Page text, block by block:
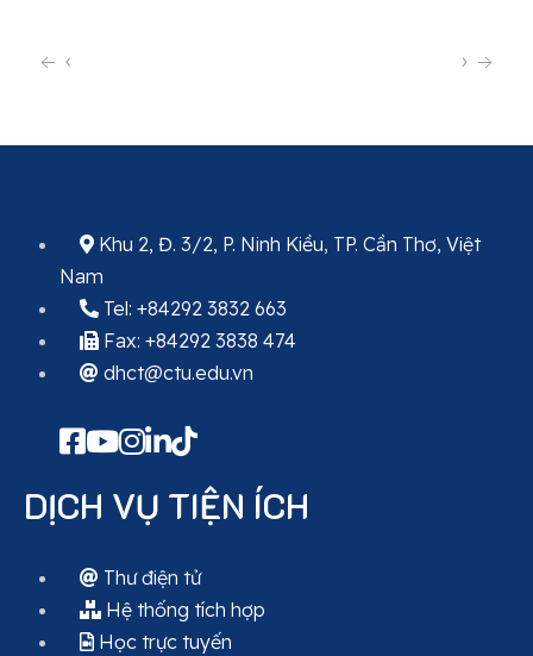
‹ ›
Khu 2, Đ. 3/2, P. Ninh Kiều, TP. Cần Thơ, Việt
Nam
Tel: +84292 3832 663
Fax: +84292 3838 474
dhct@ctu.edu.vn
DỊCH VỤ TIỆN ÍCH
Thư điện tử
Hệ thống tích hợp
Học trực tuyến